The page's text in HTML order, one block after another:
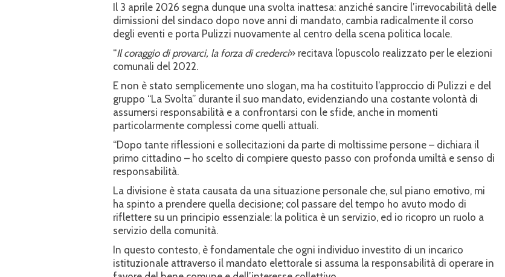
Il 3 aprile 2026 segna dunque una svolta inattesa: anziché sancire l’irrevocabilità delle
dimissioni del sindaco dopo nove anni di mandato, cambia radicalmente il corso
degli eventi e porta Pulizzi nuovamente al centro della scena politica locale.
“Il coraggio di provarci, la forza di crederci» recitava l’opuscolo realizzato per le elezioni
comunali del 2022.
E non è stato semplicemente uno slogan, ma ha costituito l’approccio di Pulizzi e del
gruppo “La Svolta” durante il suo mandato, evidenziando una costante volontà di
assumersi responsabilità e a confrontarsi con le sfide, anche in momenti
particolarmente complessi come quelli attuali.
“Dopo tante riflessioni e sollecitazioni da parte di moltissime persone – dichiara il
primo cittadino – ho scelto di compiere questo passo con profonda umiltà e senso di
responsabilità.
La divisione è stata causata da una situazione personale che, sul piano emotivo, mi
ha spinto a prendere quella decisione; col passare del tempo ho avuto modo di
riflettere su un principio essenziale: la politica è un servizio, ed io ricopro un ruolo a
servizio della comunità.
In questo contesto, è fondamentale che ogni individuo investito di un incarico
istituzionale attraverso il mandato elettorale si assuma la responsabilità di operare in